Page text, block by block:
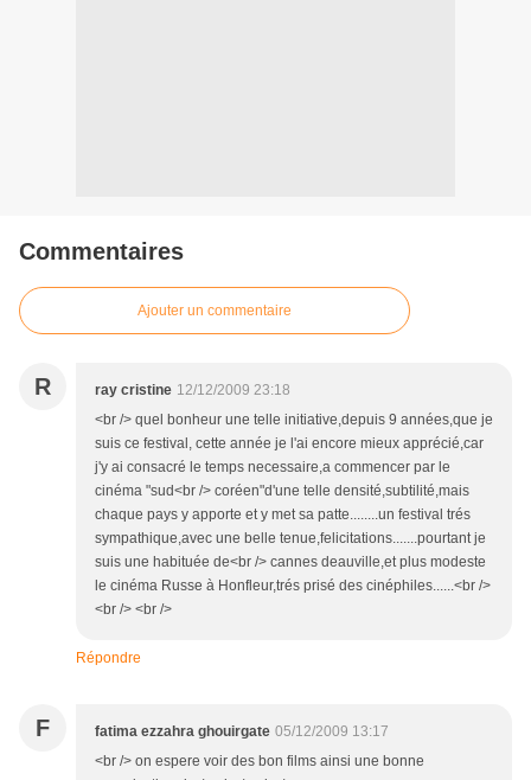
Commentaires
Ajouter un commentaire
R ray cristine 12/12/2009 23:18
<br /> quel bonheur une telle initiative,depuis 9 années,que je
suis ce festival, cette année je l'ai encore mieux apprécié,car
j'y ai consacré le temps necessaire,a commencer par le
cinéma "sud<br /> coréen"d'une telle densité,subtilité,mais
chaque pays y apporte et y met sa patte........un festival trés
sympathique,avec une belle tenue,felicitations.......pourtant je
suis une habituée de<br /> cannes deauville,et plus modeste
le cinéma Russe à Honfleur,trés prisé des cinéphiles......<br />
<br /> <br />
Répondre
F fatima ezzahra ghouirgate 05/12/2009 13:17
<br /> on espere voir des bon films ainsi une bonne